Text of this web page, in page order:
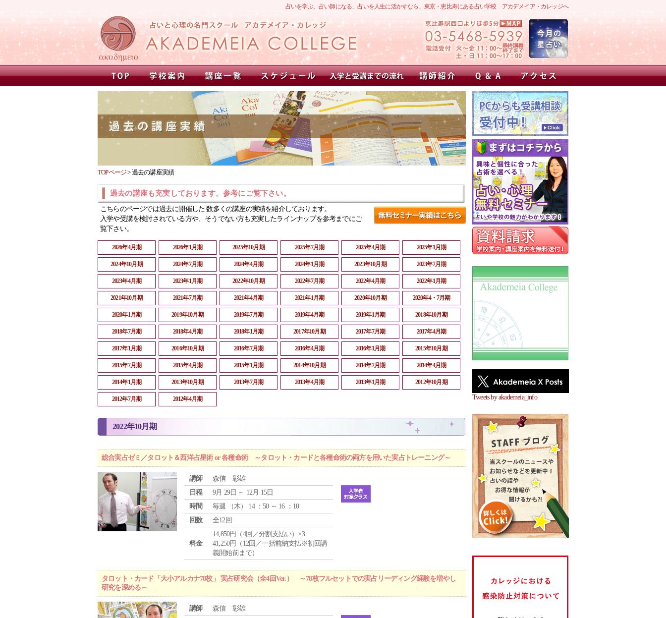
占いを学ぶ、占い師になる、占いを人生に活かすなら、東京・恵比寿にある占い学校 アカデメイア・カレッジへ
Tweets by akademeia_info
TOPページ>過去の講座実績
過去の講座も充実しております。参考にご覧下さい。
こちらのページでは過去に開催した 数多くの講座の実績を紹介しております。
入学や受講を検討されている方や、そうでない方も充実したラインナップを参考までにご
覧下さい。
2026年4月期 2026年1月期 2025年10月期 2025年7月期 2025年4月期 2025年1月期
2024年10月期 2024年7月期 2024年4月期 2024年1月期 2023年10月期 2023年7月期
2023年4月期 2023年1月期 2022年10月期 2022年7月期 2022年4月期 2022年1月期
2021年10月期 2021年7月期 2021年4月期 2021年1月期 2020年10月期 2020年4・7月期
2020年1月期 2019年10月期 2019年7月期 2019年4月期 2019年1月期 2018年10月期
2018年7月期 2018年4月期 2018年1月期 2017年10月期 2017年7月期 2017年4月期
2017年1月期 2016年10月期 2016年7月期 2016年4月期 2016年1月期 2015年10月期
2015年7月期 2015年4月期 2015年1月期 2014年10月期 2014年7月期 2014年4月期
2014年1月期 2013年10月期 2013年7月期 2013年4月期 2013年1月期 2012年10月期
2012年7月期 2012年4月期
2022年10月期
総合実占ゼミ／タロット＆西洋占星術 or 各種命術 ～タロット・カードと各種命術の両方を用いた実占トレーニング～
講師
森信 彰雄
日程
9月 29日 ～ 12月 15日
時間
毎週 （木） 14 ：50 ～ 16 ：10
回数
全12回
料金
14,850円（4回／分割支払い）×3
41,250円（12回／一括前納支払※初回講
義開始前まで）
タロット・カード「大小アルカナ78枚」 実占研究会（全4回Ver.） ～78枚フルセットでの実占リーディング経験を増やし
研究を深める～
講師 森信 彰雄